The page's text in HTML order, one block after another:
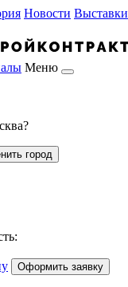
Новости Выставки
Меню
город
Оформить заявку